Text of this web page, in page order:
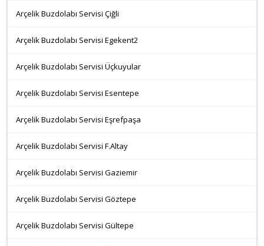
Arçelik Buzdolabı Servisi Çiğli
Arçelik Buzdolabı Servisi Egekent2
Arçelik Buzdolabı Servisi Üçkuyular
Arçelik Buzdolabı Servisi Esentepe
Arçelik Buzdolabı Servisi Eşrefpaşa
Arçelik Buzdolabı Servisi F.Altay
Arçelik Buzdolabı Servisi Gaziemir
Arçelik Buzdolabı Servisi Göztepe
Arçelik Buzdolabı Servisi Gültepe